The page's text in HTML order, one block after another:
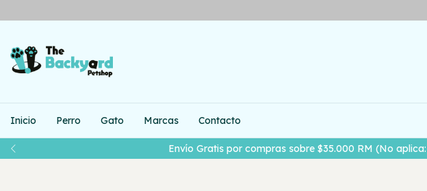
Envío Gratis por compras sobre $35.000 RM (No aplica:
Inicio Perro Gato Marcas Contacto